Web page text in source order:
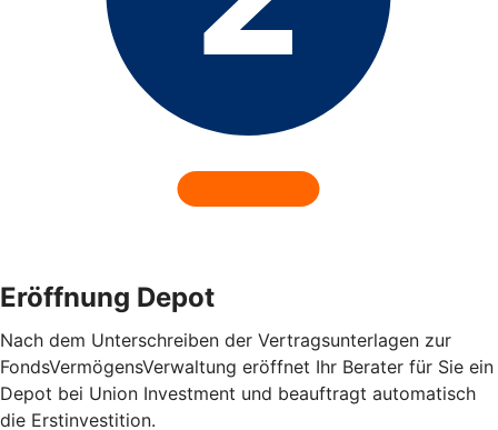
Eröffnung Depot
Nach dem Unterschreiben der Vertragsunterlagen zur
FondsVermögensVerwaltung eröffnet Ihr Berater für Sie ein
Depot bei Union Investment und beauftragt automatisch
die Erstinvestition.